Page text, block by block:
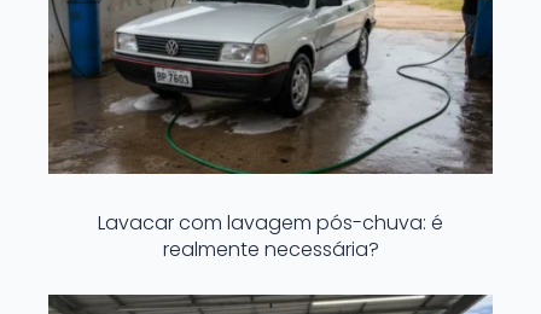
Lavacar com lavagem pós-chuva: é
realmente necessária?